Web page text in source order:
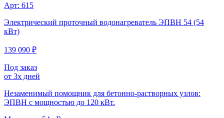
Арт: 615
Электрический проточный водонагреватель ЭПВН 54 (54
кВт)
139 090 ₽
Под заказ
от 3х дней
Незаменимый помощник для бетонно-растворных узлов:
ЭПВН с мощностью до 120 кВт.